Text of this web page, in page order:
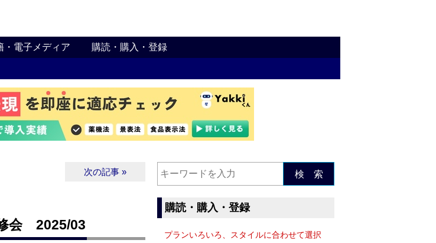
・電子メディア 購読・購入・登録
次の記事 »
会 2025/03
検 索
購読・購入・登録
プランいろいろ、スタイルに合わせて選択